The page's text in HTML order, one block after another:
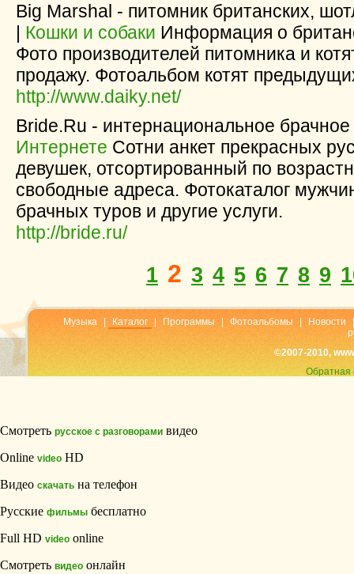
Big Marshal - питомник британских,
| Кошки и собаки Информация о
Фото производителей питомника и
продажу. Фотоальбом котят
http://www.daiky.net/
Bride.Ru - интернациональное брачное
Интернете Сотни анкет прекрасных
девушек, отсортированный по
свободные адреса. Фотокаталог
брачных туров и другие услуги.
http://bride.ru/
1 2 3 4 5 6 7 8 9
Музыка Каталог Программы Фотоальбомы Новости
©2007-2010,
Обратная
Смотреть русское с разговорами видео
Online video HD
Видео скачать на телефон
Русские фильмы бесплатно
Full HD video online
Смотреть видео онлайн